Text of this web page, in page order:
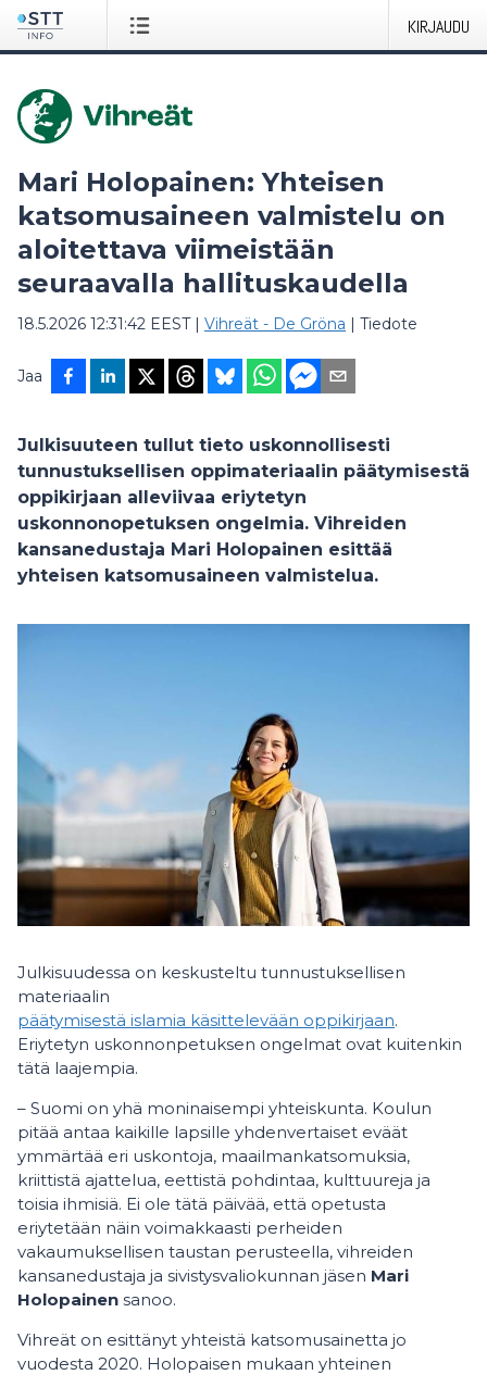
KIRJAUDU
Mari Holopainen: Yhteisen
katsomusaineen valmistelu on
aloitettava viimeistään
seuraavalla hallituskaudella
18.5.2026 12:31:42 EEST| Vihreät - De Gröna | Tiedote
Jaa
Julkisuuteen tullut tieto uskonnollisesti
tunnustuksellisen oppimateriaalin päätymisestä
oppikirjaan alleviivaa eriytetyn
uskonnonopetuksen ongelmia. Vihreiden
kansanedustaja Mari Holopainen esittää
yhteisen katsomusaineen valmistelua.
Julkisuudessa on keskusteltu tunnustuksellisen
materiaalin
päätymisestä islamia käsittelevään oppikirjaan.
Eriytetyn uskonnonpetuksen ongelmat ovat kuitenkin
tätä laajempia.
– Suomi on yhä moninaisempi yhteiskunta. Koulun
pitää antaa kaikille lapsille yhdenvertaiset eväät
ymmärtää eri uskontoja, maailmankatsomuksia,
kriittistä ajattelua, eettistä pohdintaa, kulttuureja ja
toisia ihmisiä. Ei ole tätä päivää, että opetusta
eriytetään näin voimakkaasti perheiden
vakaumuksellisen taustan perusteella, vihreiden
kansanedustaja ja sivistysvaliokunnan jäsen Mari
Holopainen sanoo.
Vihreät on esittänyt yhteistä katsomusainetta jo
vuodesta 2020. Holopaisen mukaan yhteinen